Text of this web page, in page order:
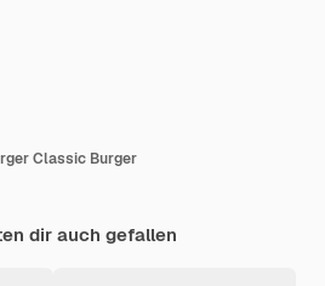
Classic Burger
dir auch gefallen